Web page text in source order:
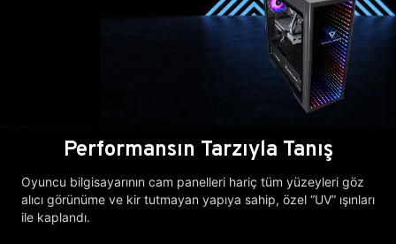
Performansın Tarzıyla Tanış
Oyuncu bilgisayarının cam panelleri hariç tüm yüzeyleri göz
alıcı görünüme ve kir tutmayan yapıya sahip, özel “UV” ışınları
ile kaplandı.